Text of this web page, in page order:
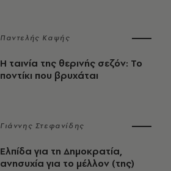
Παντελής Καψής
Η ταινία της θερινής σεζόν: Το
ποντίκι που βρυχάται
Γιάννης Στεφανίδης
Ελπίδα για τη Δημοκρατία,
ανησυχία για το μέλλον (της)